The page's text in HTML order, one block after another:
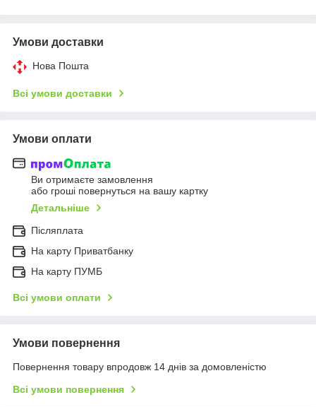
Умови доставки
Нова Пошта
Всі умови доставки
Умови оплати
Ви отримаєте замовлення
або гроші повернуться на вашу картку
Детальніше
Післяплата
На карту Приватбанку
На карту ПУМБ
Всі умови оплати
Умови повернення
Повернення товару впродовж 14 днів за домовленістю
Всі умови повернення